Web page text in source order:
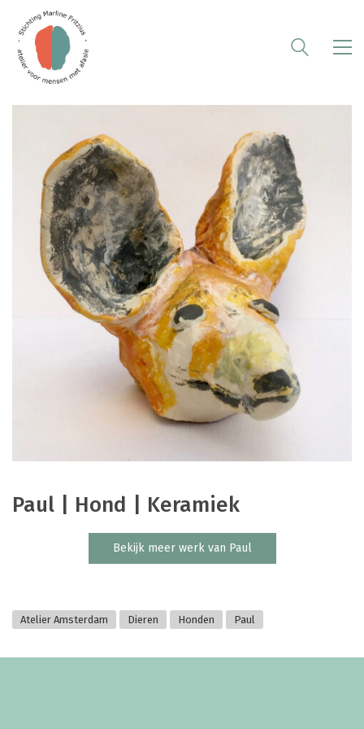
Paul | Hond | Keramiek
Bekijk meer werk van Paul
Atelier Amsterdam Dieren Honden Paul